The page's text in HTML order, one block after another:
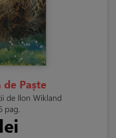
Paște
de Ilon Wikland
pag.